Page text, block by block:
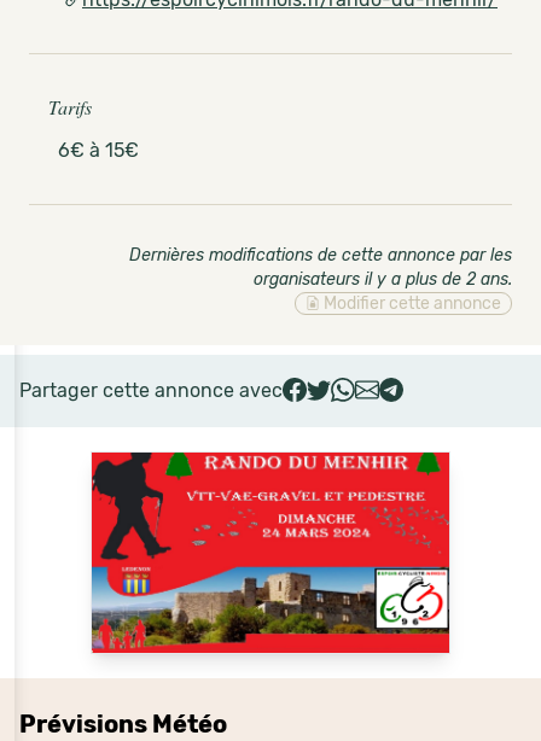
Prévisions Météo
Tarifs
6€ à 15€
Dernières modifications de cette annonce par les
organisateurs il y a plus de 2 ans.
Modifier cette annonce
Partager cette annonce avec